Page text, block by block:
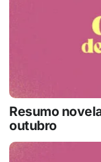
Resumo
outubro